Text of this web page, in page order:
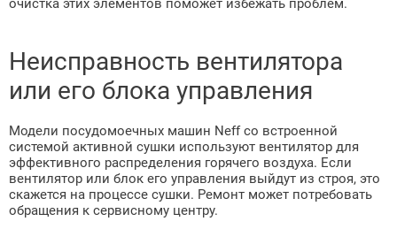
очистка этих элементов поможет избежать проблем.
Неисправность вентилятора
или его блока управления
Модели посудомоечных машин Neff со встроенной
системой активной сушки используют вентилятор для
эффективного распределения горячего воздуха. Если
вентилятор или блок его управления выйдут из строя, это
скажется на процессе сушки. Ремонт может потребовать
обращения к сервисному центру.